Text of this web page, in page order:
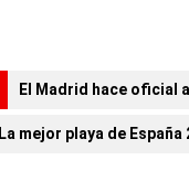
El Madrid hace oficial
La mejor playa de